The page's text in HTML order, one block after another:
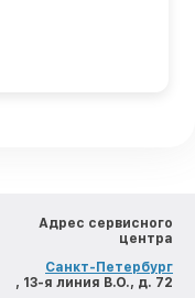
Адрес сервисного
центра
Санкт-Петербург
, 13-я линия В.О., д. 72